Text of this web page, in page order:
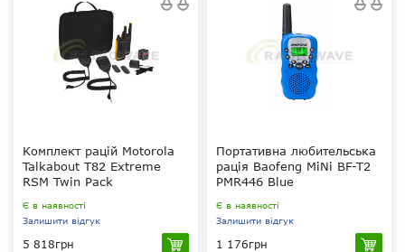
Комплект рацій Motorola
Talkabout T82 Extreme
RSM Twin Pack
Є в наявності
Залишити відгук
5 818грн
Портативна любительська
рація Baofeng MiNi BF-T2
PMR446 Blue
Є в наявності
Залишити відгук
1 176грн